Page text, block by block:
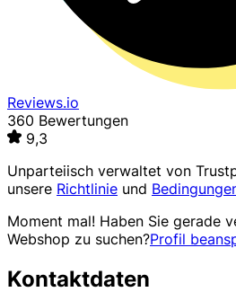
Reviews.io
360 Bewertungen
9,3
Unparteiisch verwaltet von
unsere Richtlinie und
Moment mal! Haben Sie gerade
Webshop zu suchen?Profil
Kontaktdaten